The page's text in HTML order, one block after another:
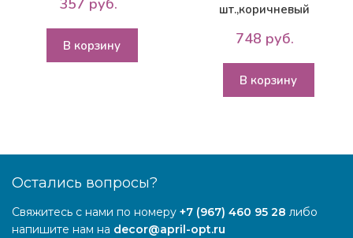
357 руб.
В корзину
шт.,коричневый
748 руб.
В корзину
Остались вопросы?
Свяжитесь с нами по номеру +7 (967) 460 95 28 либо
напишите нам на decor@april-opt.ru